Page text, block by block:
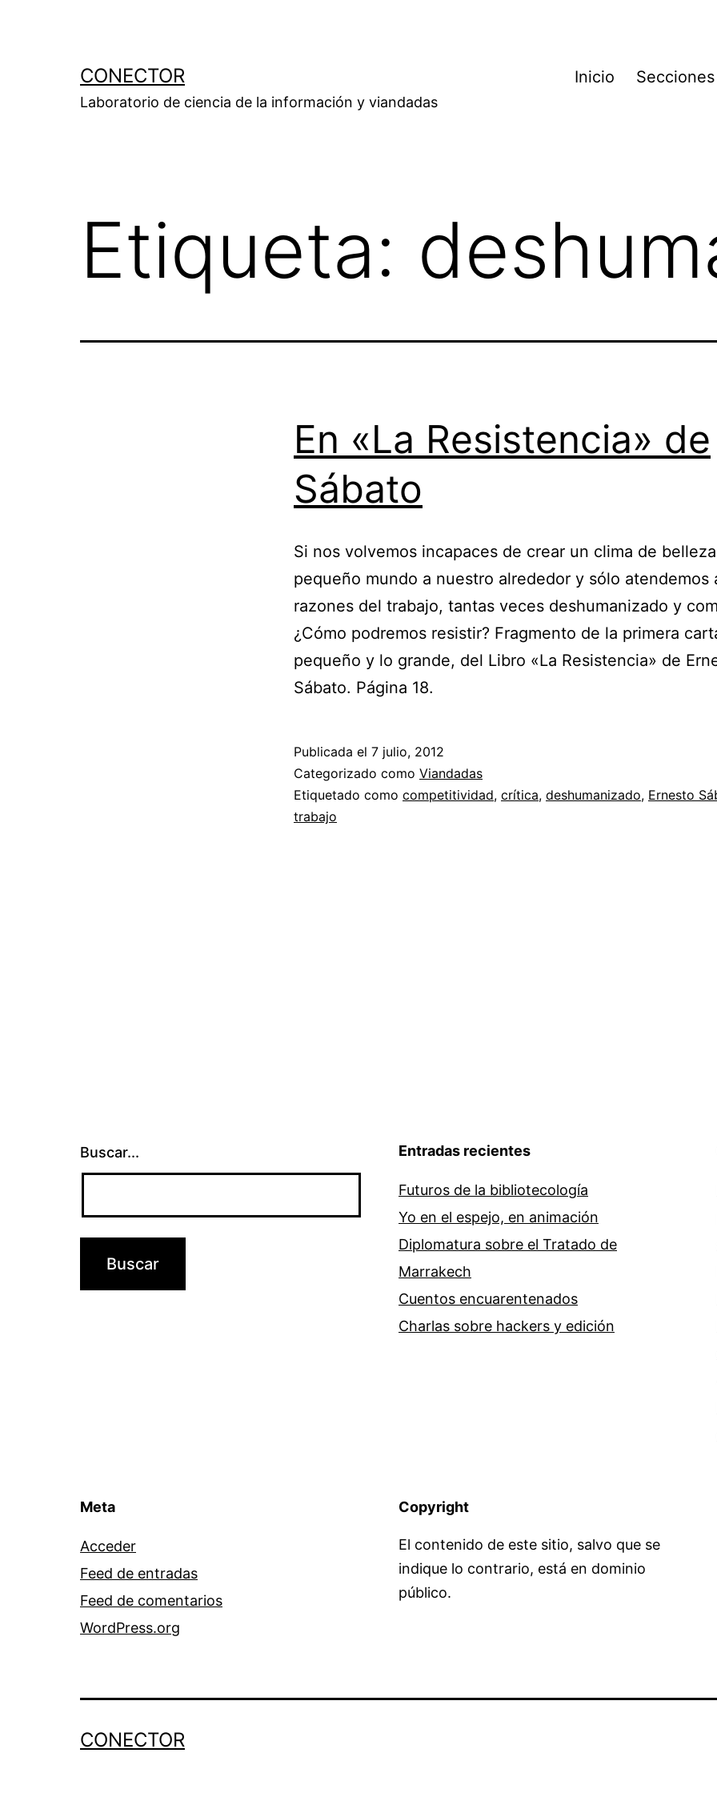
CONECTOR
Laboratorio de ciencia de la información y viandadas
Inicio Secciones
Etiqueta:
En «La Resistencia» de
Sábato
Si nos volvemos incapaces de crear un clima de
pequeño mundo a nuestro alrededor y sólo atendemos
razones del trabajo, tantas veces deshumanizado y
¿Cómo podremos resistir? Fragmento de la primera
pequeño y lo grande, del Libro «La Resistencia» de
Sábato. Página 18.
Publicada el 7 julio, 2012
Categorizado como Viandadas
Etiquetado como competitividad, crítica, deshumanizado, Ernesto
trabajo
Buscar... Entradas recientes
Futuros de la bibliotecología
Yo en el espejo, en animación
Diplomatura sobre el Tratado de
Marrakech
Cuentos encuarentenados
Charlas sobre hackers y edición
Meta
Acceder
Feed de entradas
Feed de comentarios
WordPress.org
Copyright
El contenido de este sitio, salvo que se
indique lo contrario, está en dominio
público.
CONECTOR